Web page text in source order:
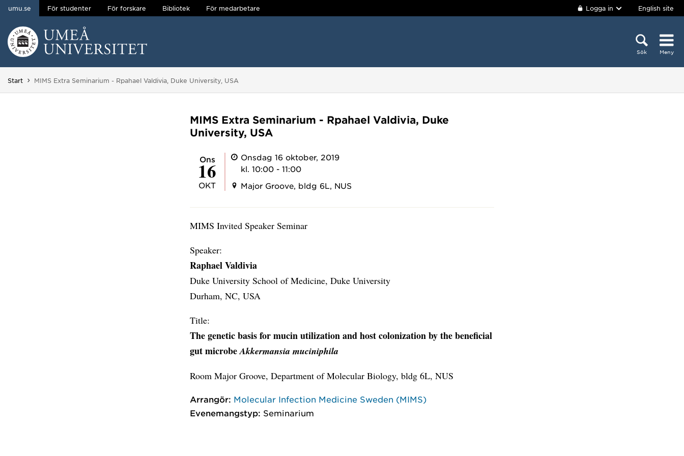
Hoppa direkt till innehållet
umu.se För studenter För forskare Bibliotek För medarbetare Logga in English site
Sök Meny
Start Du är här:
MIMS Extra Seminarium - Rpahael Valdivia, Duke University, USA
MIMS Extra Seminarium - Rpahael Valdivia, Duke
University, USA
ons
16
OKT
Onsdag 16 oktober, 2019
kl. 10:00 - 11:00
Major Groove, bldg 6L, NUS
MIMS Invited Speaker Seminar
Speaker:
Raphael Valdivia
Duke University School of Medicine, Duke University
Durham, NC, USA
Title:
The genetic basis for mucin utilization and host colonization by the beneficial
gut microbeAkkermansia muciniphila
Room Major Groove, Department of Molecular Biology, bldg 6L, NUS
Arrangör: Molecular Infection Medicine Sweden (MIMS)
Evenemangstyp: Seminarium